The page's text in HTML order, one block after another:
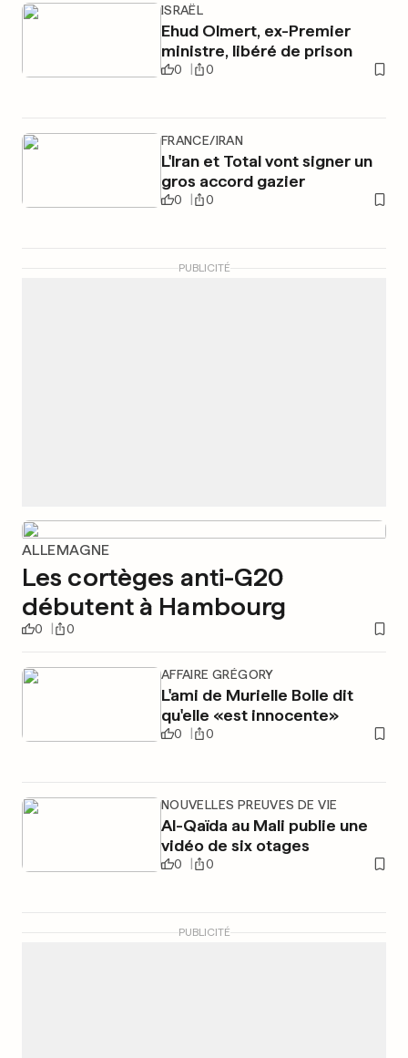
ISRAËL
Ehud Olmert, ex-Premier
ministre, libéré de prison
0 0
FRANCE/IRAN
L'Iran et Total vont signer un
gros accord gazier
0 0
PUBLICITÉ
ALLEMAGNE
Les cortèges anti-G20
débutent à Hambourg
0 0
AFFAIRE GRÉGORY
L'ami de Murielle Bolle dit
qu'elle «est innocente»
0 0
NOUVELLES PREUVES DE VIE
Al-Qaïda au Mali publie une
vidéo de six otages
0 0
PUBLICITÉ